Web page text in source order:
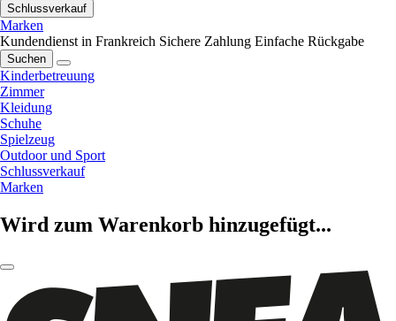
Schlussverkauf
Marken
Kundendienst in Frankreich Sichere Zahlung Einfache Rückgabe
Suchen
Kinderbetreuung
Zimmer
Kleidung
Schuhe
Spielzeug
Outdoor und Sport
Schlussverkauf
Marken
Wird zum Warenkorb hinzugefügt...